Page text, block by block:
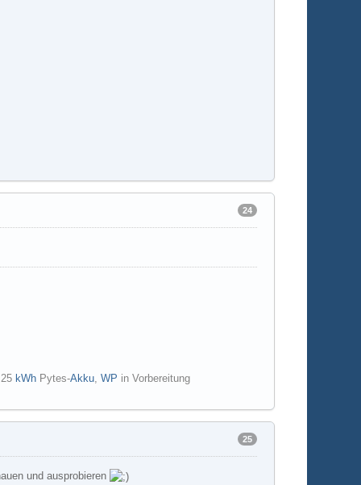
24
kWh Pytes-Akku,WP in Vorbereitung
25
und ausprobieren